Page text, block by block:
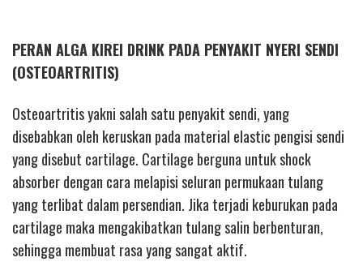
PERAN ALGA KIREI DRINK PADA PENYAKIT NYERI SENDI
(OSTEOARTRITIS)
Osteoartritis yakni salah satu penyakit sendi, yang
disebabkan oleh keruskan pada material elastic pengisi sendi
yang disebut cartilage. Cartilage berguna untuk shock
absorber dengan cara melapisi seluran permukaan tulang
yang terlibat dalam persendian. Jika terjadi keburukan pada
cartilage maka mengakibatkan tulang salin berbenturan,
sehingga membuat rasa yang sangat aktif.